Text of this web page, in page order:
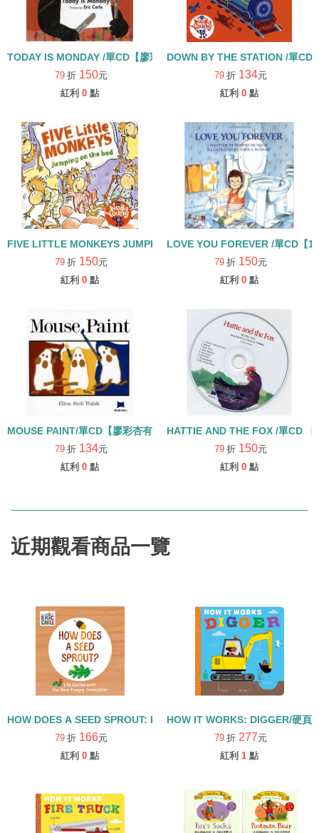
TODAY IS MONDAY /單CD【廖彩杏有聲書單】【李貞慧文法力】【
79 折 150元
紅利 0 點
DOWN BY THE STATION /單CD
79 折 134元
紅利 0 點
FIVE LITTLE MONKEYS JUMPING ON THE BED /單CD【廖彩杏有
79 折 150元
紅利 0 點
LOVE YOU FOREVER /單CD【
79 折 150元
紅利 0 點
MOUSE PAINT/單CD【廖彩杏有聲書單】藝術
79 折 134元
紅利 0 點
HATTIE AND
79 折 150元
紅利 0 點
近期觀看商品一覽
HOW DOES A SEED SPROUT: LIFE CYCLES WITH THE VERY
79 折 166元
紅利 0 點
HOW IT WORKS: DIGGER/硬頁
79 折 277元
紅利 1 點